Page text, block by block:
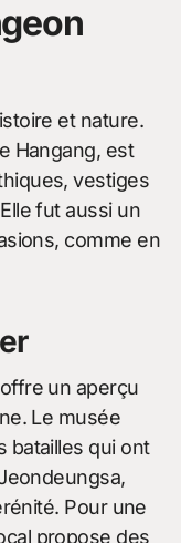
et nature.
Hangang, est
vestiges
fut aussi un
comme en
un aperçu
Le musée
batailles qui ont
Pour une
propose des